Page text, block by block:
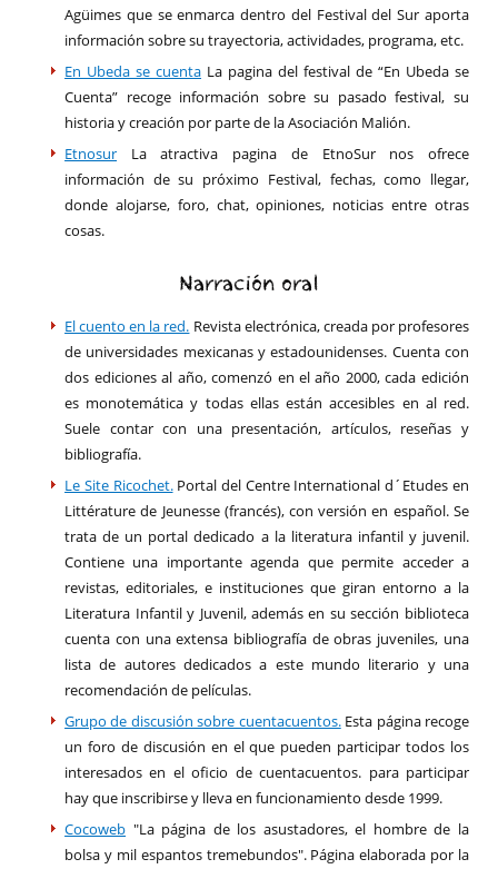
Agüimes que se enmarca dentro del Festival del Sur aporta
información sobre su trayectoria, actividades, programa, etc.
En Ubeda se cuenta La pagina del festival de “En Ubeda se
Cuenta” recoge información sobre su pasado festival, su
historia y creación por parte de la Asociación Malión.
Etnosur La atractiva pagina de EtnoSur nos ofrece
información de su próximo Festival, fechas, como llegar,
donde alojarse, foro, chat, opiniones, noticias entre otras
cosas.
Narración oral
El cuento en la red. Revista electrónica, creada por profesores
de universidades mexicanas y estadounidenses. Cuenta con
dos ediciones al año, comenzó en el año 2000, cada edición
es monotemática y todas ellas están accesibles en al red.
Suele contar con una presentación, artículos, reseñas y
bibliografía.
Le Site Ricochet.Portal del Centre International d´Etudes en
Littérature de Jeunesse (francés), con versión en español. Se
trata de un portal dedicado a la literatura infantil y juvenil.
Contiene una importante agenda que permite acceder a
revistas, editoriales, e instituciones que giran entorno a la
Literatura Infantil y Juvenil, además en su sección biblioteca
cuenta con una extensa bibliografía de obras juveniles, una
lista de autores dedicados a este mundo literario y una
recomendación de películas.
Grupo de discusión sobre cuentacuentos.Esta página recoge
un foro de discusión en el que pueden participar todos los
interesados en el oficio de cuentacuentos. para participar
hay que inscribirse y lleva en funcionamiento desde 1999.
Cocoweb "La página de los asustadores, el hombre de la
bolsa y mil espantos tremebundos". Página elaborada por la